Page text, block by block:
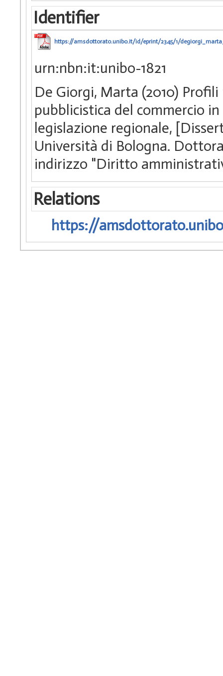
Identifier
https://amsdottorato.unibo.it/id/eprint/2345/1/
urn:nbn:it:unibo-1821
De Giorgi, Marta (2010)
pubblicistica del commercio
legislazione regionale,
Università di Bologna.
indirizzo "Diritto
Relations
https://